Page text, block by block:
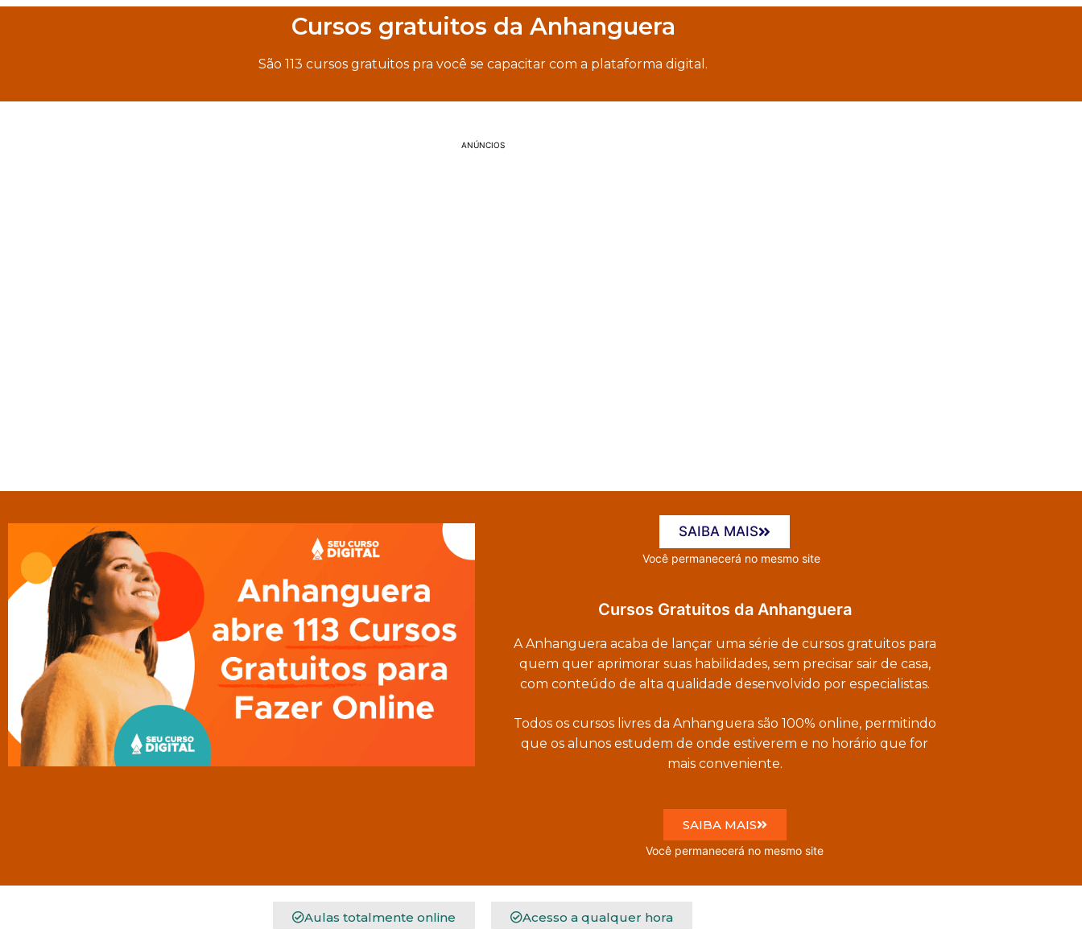
Cursos gratuitos da Anhanguera
São 113 cursos gratuitos pra você se capacitar com a plataforma digital.
ANÚNCIOS
SAIBA MAIS
Você permanecerá no mesmo site
Cursos Gratuitos da Anhanguera
A Anhanguera acaba de lançar uma série de cursos gratuitos para
quem quer aprimorar suas habilidades, sem precisar sair de casa,
com conteúdo de alta qualidade desenvolvido por especialistas.
Todos os cursos livres da Anhanguera são 100% online, permitindo
que os alunos estudem de onde estiverem e no horário que for
mais conveniente.
SAIBA MAIS
Você permanecerá no mesmo site
Aulas totalmente online Acesso a qualquer hora